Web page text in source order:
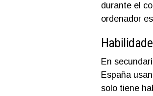
durante el
ordenador
En
España
solo tiene